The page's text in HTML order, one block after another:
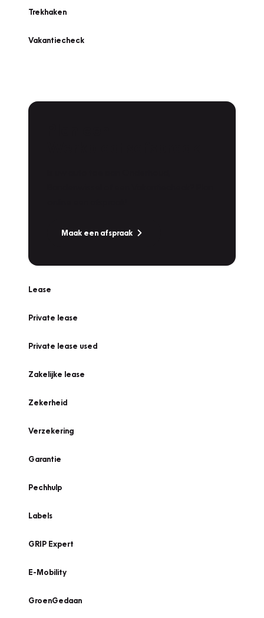
Trekhaken
Vakantiecheck
Maak een afspraak
Lease
Private lease
Private lease used
Zakelijke lease
Zekerheid
Verzekering
Garantie
Pechhulp
Labels
GRIP Expert
E-Mobility
GroenGedaan